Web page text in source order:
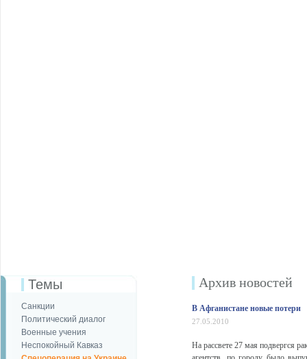
Темы
Санкции
Политический диалог
Военные учения
Неспокойный Кавказ
Архив новостей
В Афганистане новые потери
27.05.2010
На рассвете 27 мая подвергся